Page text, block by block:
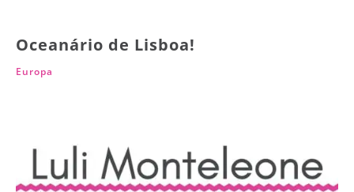
Oceanário de Lisboa!
Europa